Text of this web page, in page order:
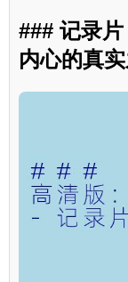
### 记录
内心的真